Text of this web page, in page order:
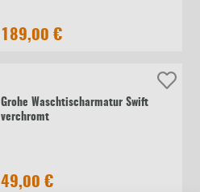
189,00 €
Grohe Waschtischarmatur Swift
verchromt
49,00 €